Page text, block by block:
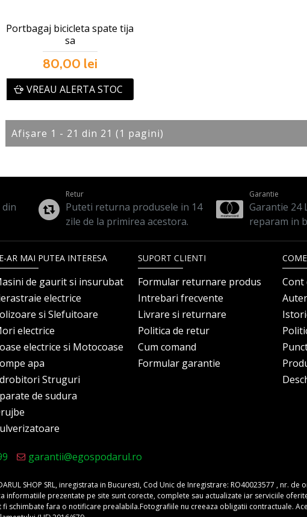
Portbagaj bicicleta spate tija
sa
80,00 lei
VREAU ALERTA STOC
Afişare 1 - 21 din 21 (1 pagini)
Retur
Puteti returna produsele in 14
zile de la primirea acestora.
Garantie
Garantie 24
reparam in
AR MAI PUTEA INTERESA
de gaurit si insurubat
electrice
si Slefuitoare
electrice
electrice si Motocoase
apa
Struguri
de sudura
SUPORT CLIENTI
Formular returnare produs
Intrebari frecvente
Livrare si returnare
Politica de retur
Cum comand
Formular garantie
Cont
garantii@egospodarul.ro
SHOP SRL, inregistrata in Bucuresti, Cod Unic de Inregistrare: RO40023577 , nr.
informatiile prezentate pe site sunt corecte, complete sau actualizate iar serviciile
schimbate fara o notificare prealabila.Fotografiile nu creeaza obligatii contractuale.